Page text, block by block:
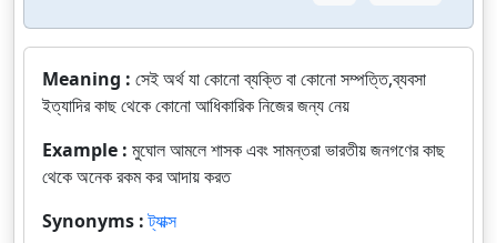
Meaning : সেই অর্থ যা কোনো ব্যক্তি বা কোনো সম্পত্তি,ব্যবসা
ইত্যাদির কাছ থেকে কোনো আধিকারিক নিজের জন্য নেয়
Example : মুঘোল আমলে শাসক এবং সামন্তরা ভারতীয় জনগণের কাছ
থেকে অনেক রকম কর আদায় করত
Synonyms :ট্যাক্স